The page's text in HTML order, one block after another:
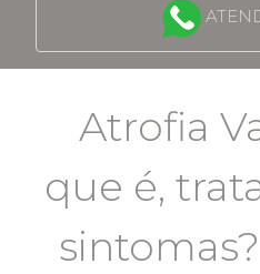
CONTORNO
PROCEDIMENTOS
Atrofia
que é,